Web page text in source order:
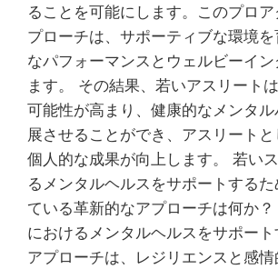
ることを可能にします。このプロ
プローチは、サポーティブな環境
なパフォーマンスとウェルビーイ
ます。 その結果、若いアスリート
可能性が高まり、健康的なメンタ
展させることができ、アスリート
個人的な成果が向上します。 若い
るメンタルヘルスをサポートする
ている革新的なアプローチは何か
におけるメンタルヘルスをサポー
アプローチは、レジリエンスと感